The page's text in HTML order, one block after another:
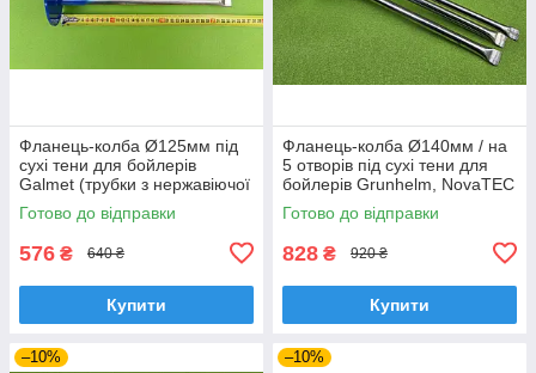
Фланець-колба Ø125мм під
сухі тени для бойлерів
Galmet (трубки з нержавіючої
сталі) / 5 отворів Україна
Готово до відправки
576 ₴ 640 ₴
Купити
Фланець-колба Ø140мм / на
5 отворів під сухі тени для
бойлерів Grunhelm, NovaTEC
"Чайка" ( повністю з
НЕРЖАВІЙКИ)
Готово до відправки
828 ₴ 920 ₴
Купити
–10% –10%